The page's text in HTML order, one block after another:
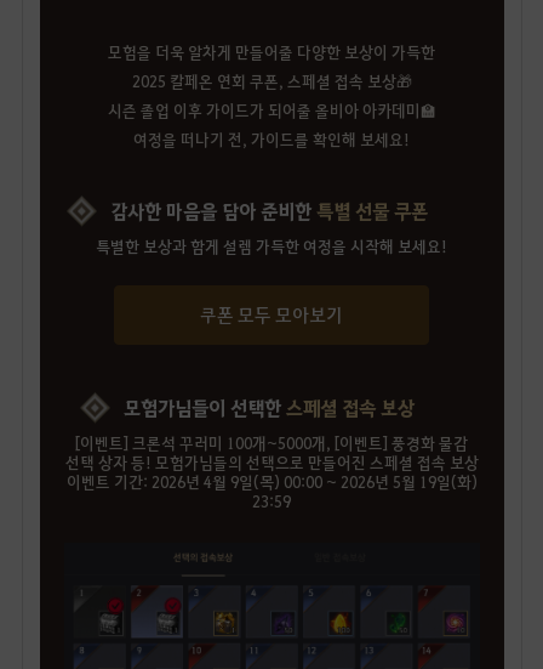
모험을 더욱 알차게 만들어줄 다양한 보상이 가득한
2025 칼페온 연회 쿠폰, 스페셜 접속 보상🎁
시즌 졸업 이후 가이드가 되어줄 올비아 아카데미🏫
여정을 떠나기 전, 가이드를 확인해 보세요!
감사한 마음을 담아 준비한 특별 선물 쿠폰
특별한 보상과 함게 설렘 가득한 여정을 시작해 보세요!
쿠폰 모두 모아보기
모험가님들이 선택한스페셜 접속 보상
[이벤트] 크론석 꾸러미 100개~5000개, [이벤트] 풍경화 물감
선택 상자 등! 모험가님들의 선택으로 만들어진 스페셜 접속 보상
이벤트 기간: 2026년 4월 9일(목) 00:00 ~ 2026년 5월 19일(화)
23:59